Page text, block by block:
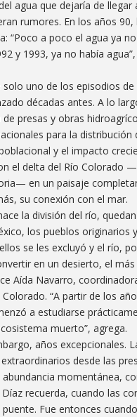
agua que dejaría de llegar
rumores. En los años 90,
“Poco a poco el agua ya
y 1993, ya no había
solo uno de los episodios
décadas antes. A lo
presas y obras
para la distribución
y el impacto
el delta del Río Colorado
en un paisaje
su conexión con el mar.
la división del río,
los pueblos originarios
se les excluyó y el río,
en un desierto, el
Aída Navarro,
Colorado. “A partir de los
a estudiarse
muerto”, agrega.
años excepcionales.
desde las
momentánea,
recuerda, cuando las
Fue entonces